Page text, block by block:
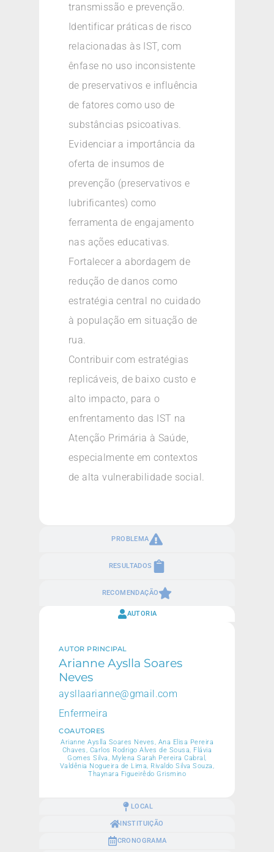
PROBLEMA
RESULTADOS
RECOMENDAÇÃO
transmissão e prevenção.
Identificar práticas de risco
relacionadas às IST, com
ênfase no uso inconsistente
de preservativos e influência
de fatores como uso de
substâncias psicoativas.
Evidenciar a importância da
oferta de insumos de
prevenção (preservativos e
lubrificantes) como
ferramenta de engajamento
nas ações educativas.
Fortalecer a abordagem de
redução de danos como
estratégia central no cuidado
à população em situação de
rua.
Contribuir com estratégias
replicáveis, de baixo custo e
alto impacto, para o
enfrentamento das IST na
Atenção Primária à Saúde,
especialmente em contextos
de alta vulnerabilidade social.
AUTORIA
LOCAL
INSTITUIÇÃO
CRONOGRAMA
AUTOR PRINCIPAL
Arianne Ayslla Soares
Neves
aysllaarianne@gmail.com
Enfermeira
COAUTORES
Arianne Ayslla Soares Neves, Ana Elisa Pereira
Chaves, Carlos Rodrigo Alves de Sousa, Flávia
Gomes Silva, Mylena Sarah Pereira Cabral,
Valdênia Nogueira de Lima, Rivaldo Silva Souza,
Thaynara Figueirêdo Grismino